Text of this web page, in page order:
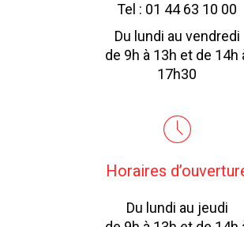
Tel : 01 44 63 10 00
Du lundi au vendredi
de 9h à 13h et de 14h
17h30
Horaires
Du lundi au jeudi